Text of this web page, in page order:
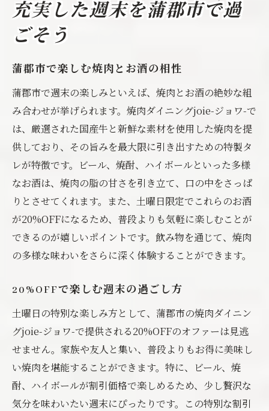
充実した週末を蒲郡市で過
ごそう
蒲郡市で楽しむ焼肉とお酒の相性
蒲郡市で週末の楽しみといえば、焼肉とお酒の絶妙な組
み合わせが挙げられます。焼肉ダイニングjoie-ジョワ-で
は、厳選された国産牛と新鮮な素材を使用した焼肉を提
供しており、その旨みを最大限に引き出すための特製タ
レが特徴です。ビール、焼酎、ハイボールといった多様
なお酒は、焼肉の脂の甘さを引き立て、口の中をさっぱ
りとさせてくれます。また、土曜日限定でこれらのお酒
が20%OFFになるため、普段よりも気軽に楽しむことが
できるのが嬉しいポイントです。飲み物を通じて、焼肉
の多様な味わいをさらに深く体験することができます。
20%OFFで楽しむ週末の過ごし方
土曜日の特別な楽しみ方として、蒲郡市の焼肉ダイニン
グjoie-ジョワ-で提供される20%OFFのオファーは見逃
せません。家族や友人と集い、普段よりもお得に美味し
い焼肉を堪能することができます。特に、ビール、焼
酎、ハイボールが割引価格で楽しめるため、少し贅沢な
気分を味わいたい週末にぴったりです。この特別な割引